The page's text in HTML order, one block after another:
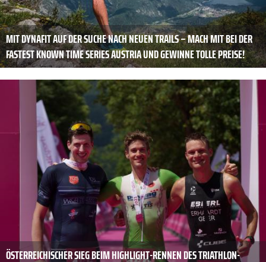
MIT DYNAFIT AUF DER SUCHE NACH NEUEN TRAILS – MACH MIT BEI DER
FASTEST KNOWN TIME SERIES AUSTRIA UND GEWINNE TOLLE PREISE!
ÖSTERREICHISCHER SIEG BEIM HIGHLIGHT-RENNEN DES TRIATHLON-